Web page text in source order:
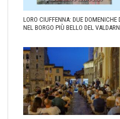
LORO CIUFFENNA: DUE
NEL BORGO PIÙ BELLO DEL